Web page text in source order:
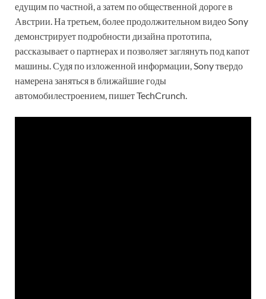
едущим по частной, а затем по общественной дороге в
Австрии. На третьем, более продолжительном видео Sony
демонстрирует подробности дизайна прототипа,
рассказывает о партнерах и позволяет заглянуть под капот
машины. Судя по изложенной информации, Sony твердо
намерена заняться в ближайшие годы
автомобилестроением, пишет TechCrunch.